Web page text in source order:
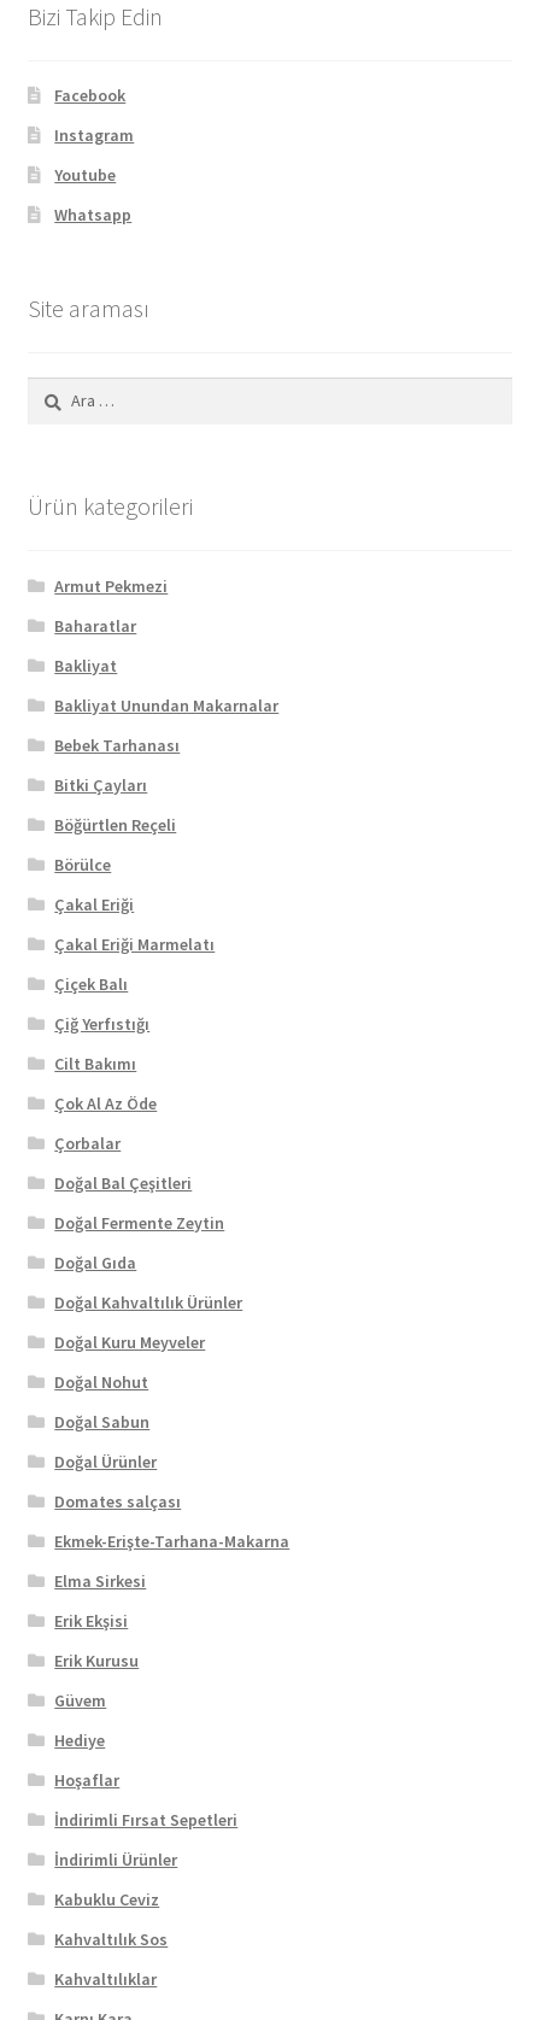
Bizi Takip Edin
Facebook
Instagram
Youtube
Whatsapp
Site araması
Arama:
Ürün kategorileri
Armut Pekmezi
Baharatlar
Bakliyat
Bakliyat Unundan Makarnalar
Bebek Tarhanası
Bitki Çayları
Böğürtlen Reçeli
Börülce
Çakal Eriği
Çakal Eriği Marmelatı
Çiçek Balı
Çiğ Yerfıstığı
Cilt Bakımı
Çok Al Az Öde
Çorbalar
Doğal Bal Çeşitleri
Doğal Fermente Zeytin
Doğal Gıda
Doğal Kahvaltılık Ürünler
Doğal Kuru Meyveler
Doğal Nohut
Doğal Sabun
Doğal Ürünler
Domates salçası
Ekmek-Erişte-Tarhana-Makarna
Elma Sirkesi
Erik Ekşisi
Erik Kurusu
Güvem
Hediye
Hoşaflar
İndirimli Fırsat Sepetleri
İndirimli Ürünler
Kabuklu Ceviz
Kahvaltılık Sos
Kahvaltılıklar